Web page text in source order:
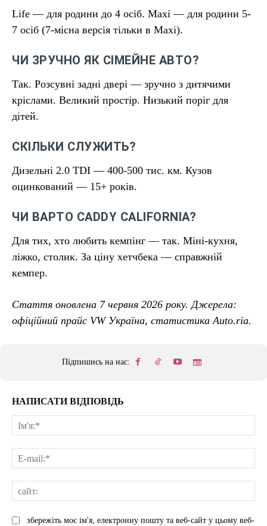
Life — для родини до 4 осіб. Maxi — для родини 5-
7 осіб (7-місна версія тільки в Maxi).
ЧИ ЗРУЧНО ЯК СІМЕЙНЕ АВТО?
Так. Розсувні задні двері — зручно з дитячими
кріслами. Великий простір. Низький поріг для
дітей.
СКІЛЬКИ СЛУЖИТЬ?
Дизельні 2.0 TDI — 400-500 тис. км. Кузов
оцинкований — 15+ років.
ЧИ ВАРТО CADDY CALIFORNIA?
Для тих, хто любить кемпінг — так. Міні-кухня,
ліжко, столик. За ціну хетчбека — справжній
кемпер.
Стаття оновлена 7 червня 2026 року. Джерела:
офіційний прайс VW Україна, статистика Auto.ria.
Підпишись на нас:
НАПИСАТИ ВІДПОВІДЬ
збережіть моє ім'я, електронну пошту та веб-сайт у цьому веб-